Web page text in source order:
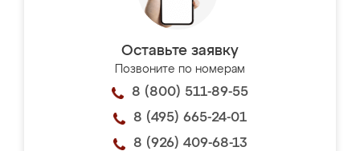
Оставьте заявку
Позвоните по номерам
8 (800) 511-89-55
8 (495) 665-24-01
8 (926) 409-68-13